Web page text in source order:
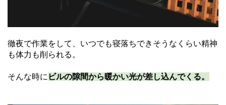
徹夜で作業をして、いつでも寝落ちできそうなくらい精神
も体力も削られる。
そんな時に ビルの隙間から暖かい光が差し込んでくる。